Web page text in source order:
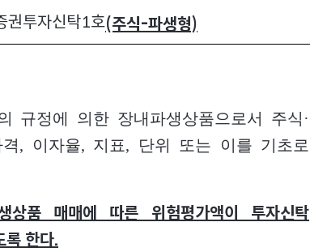
권투자신탁1호(주식-파생형)
규정에 의한 장내파생상품으로서 주식·
격, 이자율, 지표, 단위 또는 이를 기초로
상품 매매에 따른 위험평가액이 투자신탁
록 한다.